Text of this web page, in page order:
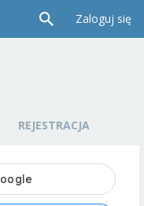
Zaloguj się
REJESTRACJA